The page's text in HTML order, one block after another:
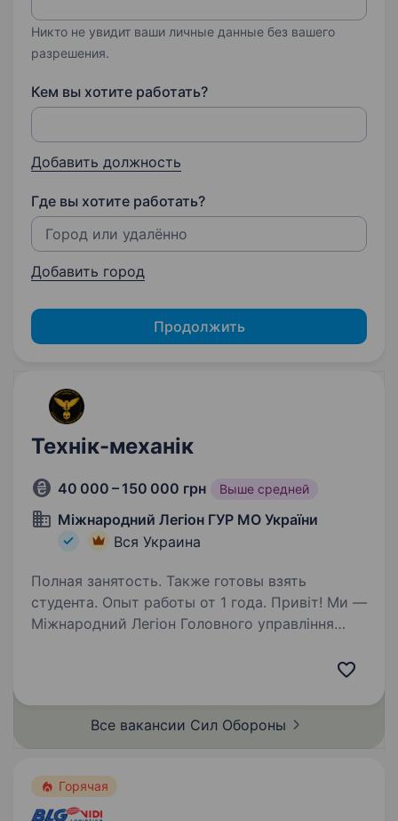
Никто не увидит ваши личные данные без вашего
разрешения.
Кем вы хотите работать?
Добавить должность
Где вы хотите работать?
Добавить город
Продолжить
Технік-механік
40 000 – 150 000 грн Выше средней
Міжнародний Легіон ГУР МО України
Вся Украина
Полная занятость. Также готовы взять
студента. Опыт работы от 1 года. Привіт! Ми —
Міжнародний Легіон Головного управління
елітний підрозділ, що виконує найскладніші
захисту нашої країни. Запрошуємо
до команди…Все вакансии Сил Обороны
Горячая